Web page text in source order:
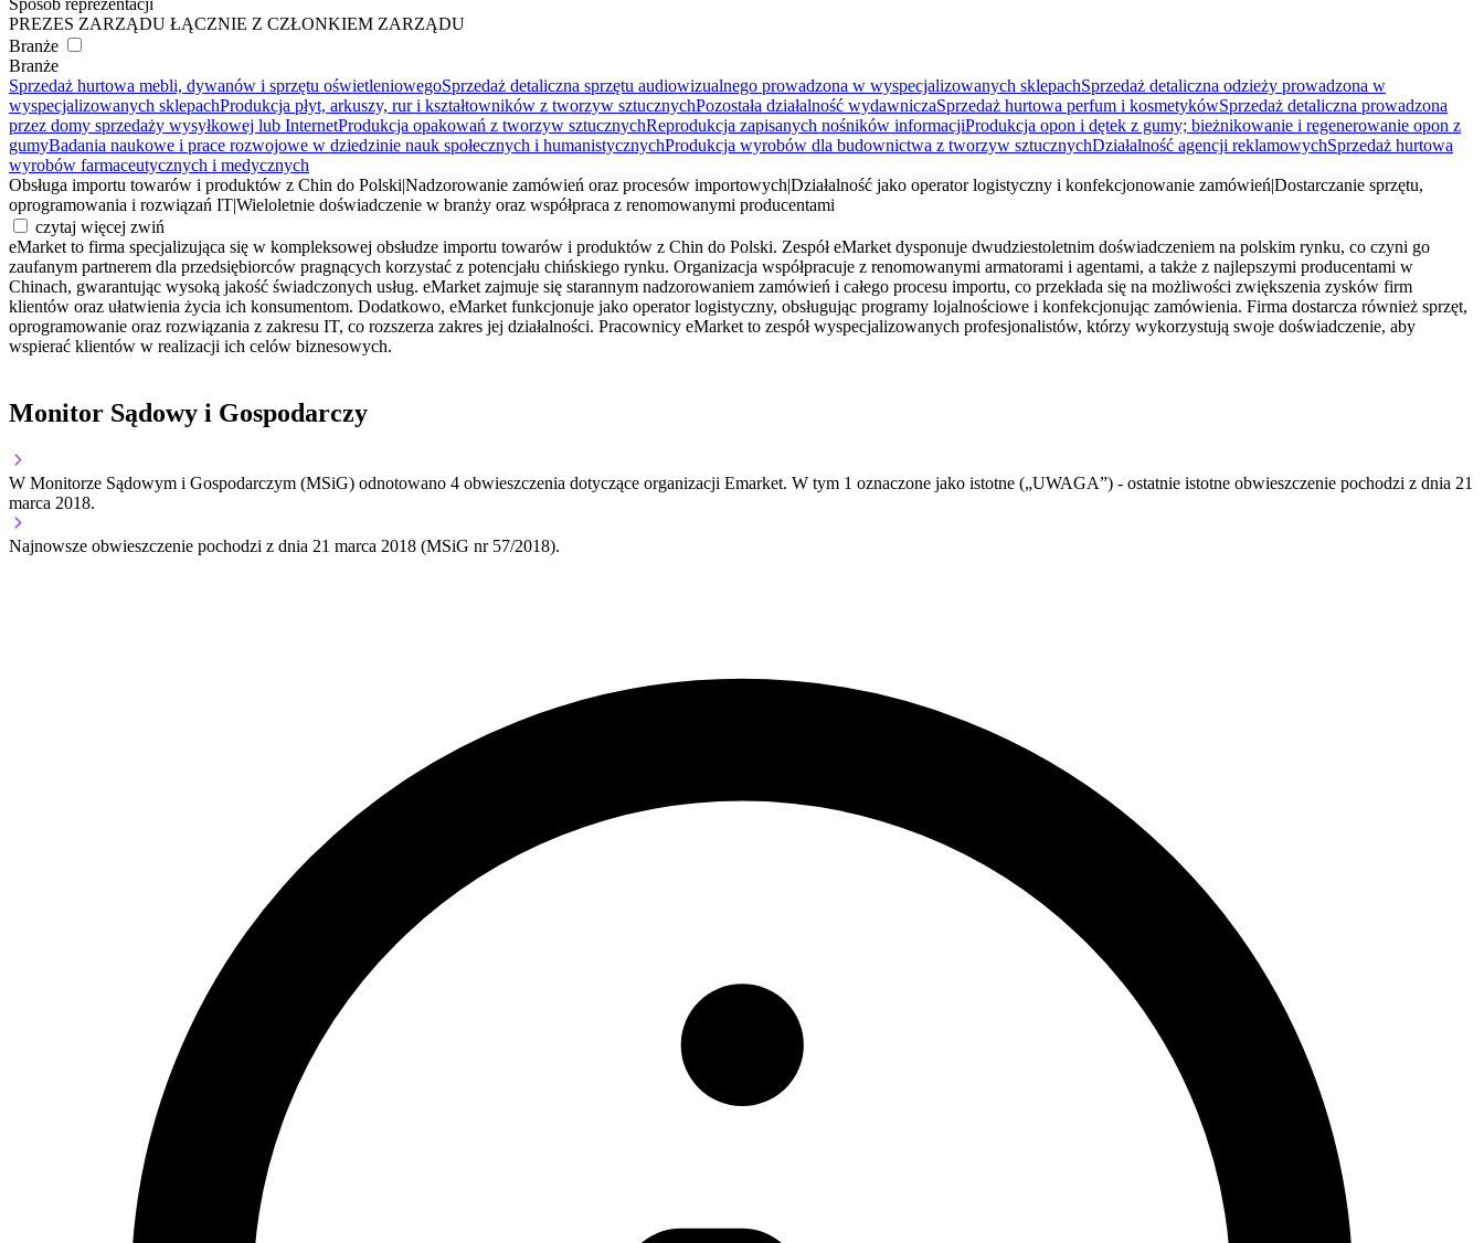
Sposób reprezentacji
PREZES ZARZĄDU ŁĄCZNIE Z CZŁONKIEM ZARZĄDU
Branże
Branże
Sprzedaż hurtowa mebli, dywanów i sprzętu oświetleniowegoSprzedaż detaliczna sprzętu audiowizualnego prowadzona w wyspecjalizowanych sklepachSprzedaż detaliczna odzieży prowadzona w
wyspecjalizowanych sklepachProdukcja płyt, arkuszy, rur i kształtowników z tworzyw sztucznychPozostała działalność wydawniczaSprzedaż hurtowa perfum i kosmetykówSprzedaż detaliczna prowadzona
przez domy sprzedaży wysyłkowej lub InternetProdukcja opakowań z tworzyw sztucznychReprodukcja zapisanych nośników informacjiProdukcja opon i dętek z gumy; bieżnikowanie i regenerowanie opon z
gumyBadania naukowe i prace rozwojowe w dziedzinie nauk społecznych i humanistycznychProdukcja wyrobów dla budownictwa z tworzyw sztucznychDziałalność agencji reklamowychSprzedaż hurtowa
wyrobów farmaceutycznych i medycznych
Obsługa importu towarów i produktów z Chin do PolskiNadzorowanie zamówień oraz procesów importowychDziałalność jako operator logistyczny i konfekcjonowanie zamówieńDostarczanie sprzętu,
oprogramowania i rozwiązań ITWieloletnie doświadczenie w branży oraz współpraca z renomowanymi producentami
czytaj więcej zwiń
eMarket to firma specjalizująca się w kompleksowej obsłudze importu towarów i produktów z Chin do Polski. Zespół eMarket dysponuje dwudziestoletnim doświadczeniem na polskim rynku, co czyni go
zaufanym partnerem dla przedsiębiorców pragnących korzystać z potencjału chińskiego rynku. Organizacja współpracuje z renomowanymi armatorami i agentami, a także z najlepszymi producentami w
Chinach, gwarantując wysoką jakość świadczonych usług. eMarket zajmuje się starannym nadzorowaniem zamówień i całego procesu importu, co przekłada się na możliwości zwiększenia zysków firm
klientów oraz ułatwienia życia ich konsumentom. Dodatkowo, eMarket funkcjonuje jako operator logistyczny, obsługując programy lojalnościowe i konfekcjonując zamówienia. Firma dostarcza również sprzęt,
oprogramowanie oraz rozwiązania z zakresu IT, co rozszerza zakres jej działalności. Pracownicy eMarket to zespół wyspecjalizowanych profesjonalistów, którzy wykorzystują swoje doświadczenie, aby
wspierać klientów w realizacji ich celów biznesowych.
Monitor Sądowy i Gospodarczy
W Monitorze Sądowym i Gospodarczym (MSiG) odnotowano 4 obwieszczenia dotyczące organizacji Emarket. W tym 1 oznaczone jako istotne („UWAGA”) - ostatnie istotne obwieszczenie pochodzi z dnia 21
marca 2018.
Najnowsze obwieszczenie pochodzi z dnia 21 marca 2018 (MSiG nr 57/2018).